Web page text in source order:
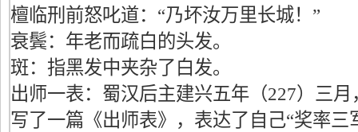
檀临刑前怒叱道：“乃坏汝万里长城！”
衰鬓：年老而疏白的头发。
斑：指黑发中夹杂了白发。
出师一表：蜀汉后主建兴五年（227）三
写了一篇《出师表》，表达了自己“奖率三